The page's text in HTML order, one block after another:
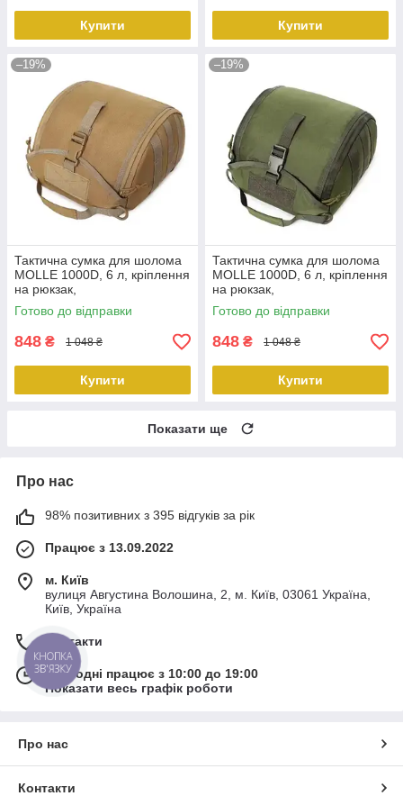
Купити Купити
–19%
Тактична сумка для шолома
MOLLE 1000D, 6 л, кріплення
на рюкзак,
FAST/MICH/PASGT койот
KT6007305 peremogaua
Готово до відправки
848 ₴ 1 048 ₴
Купити
–19%
Тактична сумка для шолома
MOLLE 1000D, 6 л, кріплення
на рюкзак,
FAST/MICH/PASGT Олива
peremogaua
Готово до відправки
848 ₴ 1 048 ₴
Купити
Показати ще
Про нас
98% позитивних з 395 відгуків за рік
Працює з 13.09.2022
м. Київ
вулиця Августина Волошина, 2, м. Київ, 03061 Україна,
Київ, Україна
Контакти
Сьогодні працює з 10:00 до 19:00
Показати весь графік роботи
Про нас
Контакти
КНОПКА
ЗВ'ЯЗКУ